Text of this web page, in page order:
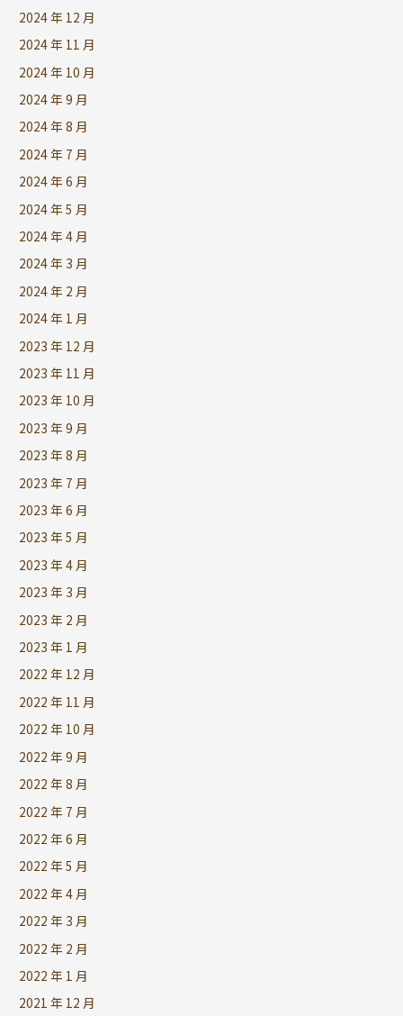
2024 年 12 月
2024 年 11 月
2024 年 10 月
2024 年 9 月
2024 年 8 月
2024 年 7 月
2024 年 6 月
2024 年 5 月
2024 年 4 月
2024 年 3 月
2024 年 2 月
2024 年 1 月
2023 年 12 月
2023 年 11 月
2023 年 10 月
2023 年 9 月
2023 年 8 月
2023 年 7 月
2023 年 6 月
2023 年 5 月
2023 年 4 月
2023 年 3 月
2023 年 2 月
2023 年 1 月
2022 年 12 月
2022 年 11 月
2022 年 10 月
2022 年 9 月
2022 年 8 月
2022 年 7 月
2022 年 6 月
2022 年 5 月
2022 年 4 月
2022 年 3 月
2022 年 2 月
2022 年 1 月
2021 年 12 月